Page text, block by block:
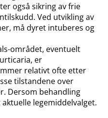
også sikring av frie
Ved utvikling av
må dyret intuberes og
området, eventuelt
er
relativt ofte etter
tilstandene over
Dersom behandling
aktuelle legemiddelvalget.